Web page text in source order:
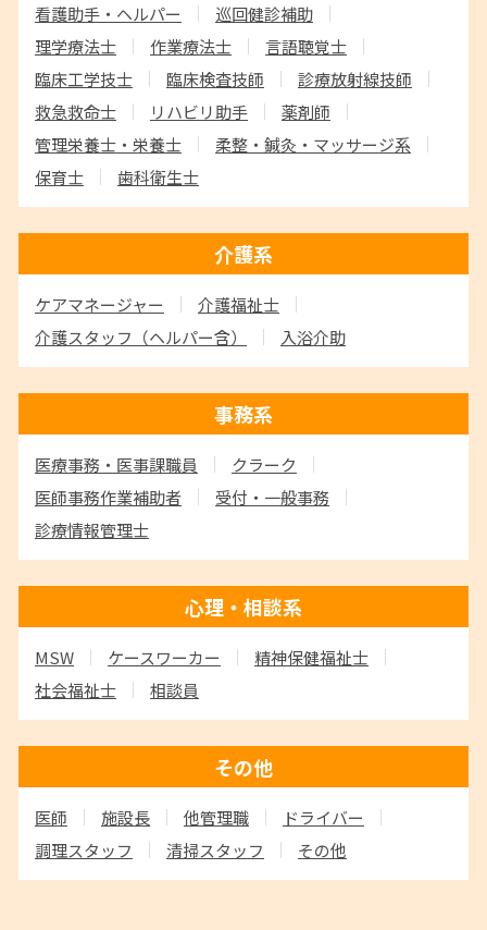
看護助手・ヘルパー
巡回健診補助
理学療法士
作業療法士
言語聴覚士
臨床工学技士
臨床検査技師
診療放射線技師
救急救命士
リハビリ助手
薬剤師
管理栄養士・栄養士
柔整・鍼灸・マッサージ系
保育士
歯科衛生士
介護系
ケアマネージャー
介護福祉士
介護スタッフ （ヘルパー含） 入浴介助
事務系
医療事務・医事課職員
クラーク
医師事務作業補助者
受付・一般事務
診療情報管理士
心理・相談系
MSW ケースワーカー
精神保健福祉士
社会福祉士
相談員
その他
医師 施設長 他管理職
ドライバー
調理スタッフ
清掃スタッフ その他